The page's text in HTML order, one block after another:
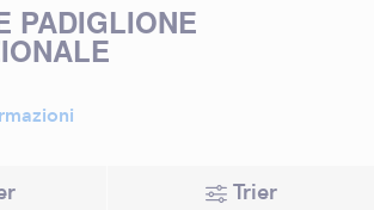
PADIGLIONE
Trier